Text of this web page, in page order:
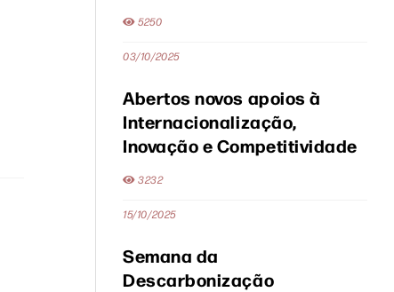
5250
03/10/2025
Abertos novos apoios à
Internacionalização,
Inovação e Competitividade
3232
15/10/2025
Semana da
Descarbonização